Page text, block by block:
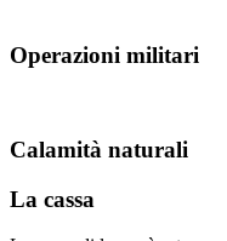
Operazioni militari
Calamità naturali
La cassa